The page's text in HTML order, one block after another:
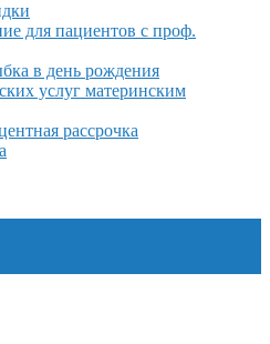
для пациентов с проф.
в день рождения
услуг материнским
рассрочка